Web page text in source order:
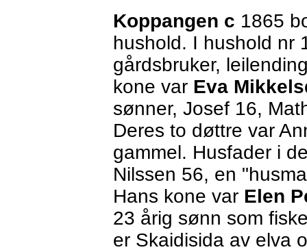
Koppangen c 1865
hushold. I hushold nr
gårdsbruker,
kone var Eva
sønner, Josef 16,
Deres to døttre var
gammel. Husfader i
Nilssen 56, en
Hans kone var Elen
23 årig sønn som
er Skaidisida av elva